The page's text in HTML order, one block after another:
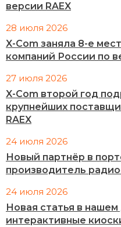
версии RAEX
28 июля 2026
X-Com заняла 8-е
компаний России по
27 июля 2026
X-Com второй год
крупнейших
RAEX
24 июля 2026
Новый партнёр в
производитель
24 июля 2026
Новая статья в
интерактивные